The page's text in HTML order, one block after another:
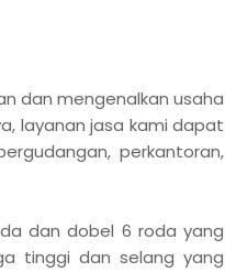
dan mengenalkan usaha
layanan jasa kami dapat
perkantoran,
dan dobel 6 roda yang
tinggi dan selang yang